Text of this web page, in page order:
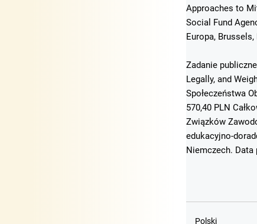
Approaches to
Social Fund
Europa,
Zadanie
Legally, and
Społeczeństwa
570,40 PLN
Związków
edukacyjno-
Niemczech. Data
Polski